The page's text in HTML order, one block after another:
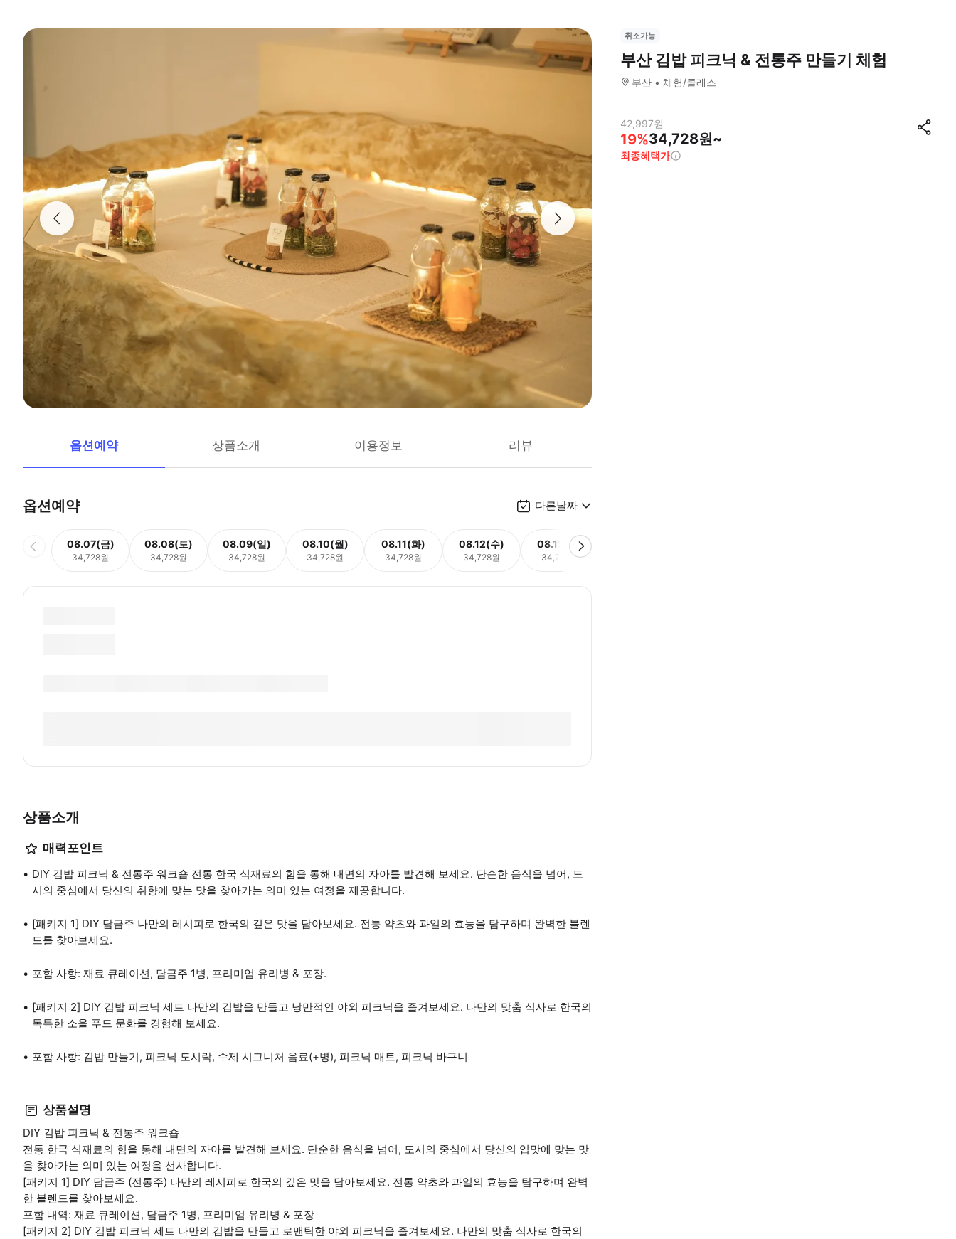
옵션예약 상품소개 이용정보 리뷰
옵션예약 다른날짜
08.07(금)
34,728원
08.08(토)
34,728원
08.09(일)
34,728원
08.10(월)
34,728원
08.11(화)
34,728원
08.12(수)
34,728원
08.13(목)
34,728원
상품소개
매력포인트
DIY 김밥 피크닉 & 전통주 워크숍 전통 한국 식재료의 힘을 통해 내면의 자아를 발견해 보세요. 단순한 음식을 넘어, 도
시의 중심에서 당신의 취향에 맞는 맛을 찾아가는 의미 있는 여정을 제공합니다.
[패키지 1] DIY 담금주 나만의 레시피로 한국의 깊은 맛을 담아보세요. 전통 약초와 과일의 효능을 탐구하며 완벽한 블렌
드를 찾아보세요.
포함 사항: 재료 큐레이션, 담금주 1병, 프리미엄 유리병 & 포장.
[패키지 2] DIY 김밥 피크닉 세트 나만의 김밥을 만들고 낭만적인 야외 피크닉을 즐겨보세요. 나만의 맞춤 식사로 한국의
독특한 소울 푸드 문화를 경험해 보세요.
포함 사항: 김밥 만들기, 피크닉 도시락, 수제 시그니처 음료(+병), 피크닉 매트, 피크닉 바구니
상품설명
DIY 김밥 피크닉 & 전통주 워크숍
전통 한국 식재료의 힘을 통해 내면의 자아를 발견해 보세요. 단순한 음식을 넘어, 도시의 중심에서 당신의 입맛에 맞는 맛
을 찾아가는 의미 있는 여정을 선사합니다.
[패키지 1] DIY 담금주 (전통주) 나만의 레시피로 한국의 깊은 맛을 담아보세요. 전통 약초와 과일의 효능을 탐구하며 완벽
한 블렌드를 찾아보세요.
포함 내역: 재료 큐레이션, 담금주 1병, 프리미엄 유리병 & 포장
[패키지 2] DIY 김밥 피크닉 세트 나만의 김밥을 만들고 로맨틱한 야외 피크닉을 즐겨보세요. 나만의 맞춤 식사로 한국의
취소가능
부산 김밥 피크닉 & 전통주 만들기 체험
부산 체험/클래스
42,997원
19%34,728원~
최종혜택가